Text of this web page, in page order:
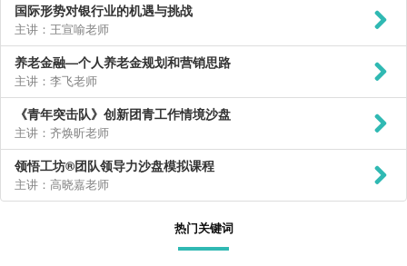
国际形势对银行业的机遇与挑战
主讲：王宣喻老师
养老金融—个人养老金规划和营销思路
主讲：李飞老师
《青年突击队》创新团青工作情境沙盘
主讲：齐焕昕老师
领悟工坊®团队领导力沙盘模拟课程
主讲：高晓嘉老师
热门关键词